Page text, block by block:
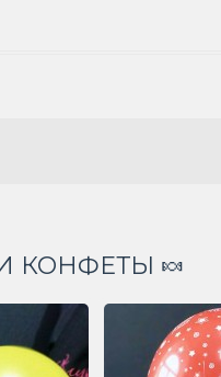
КОНФЕТЫ 🍬